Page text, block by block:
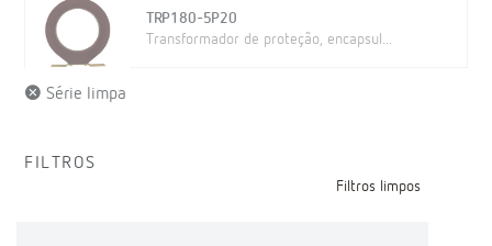
TRP180-5P20
Transformador de proteção, encapsul...
Série limpa
FILTROS
Filtros limpos